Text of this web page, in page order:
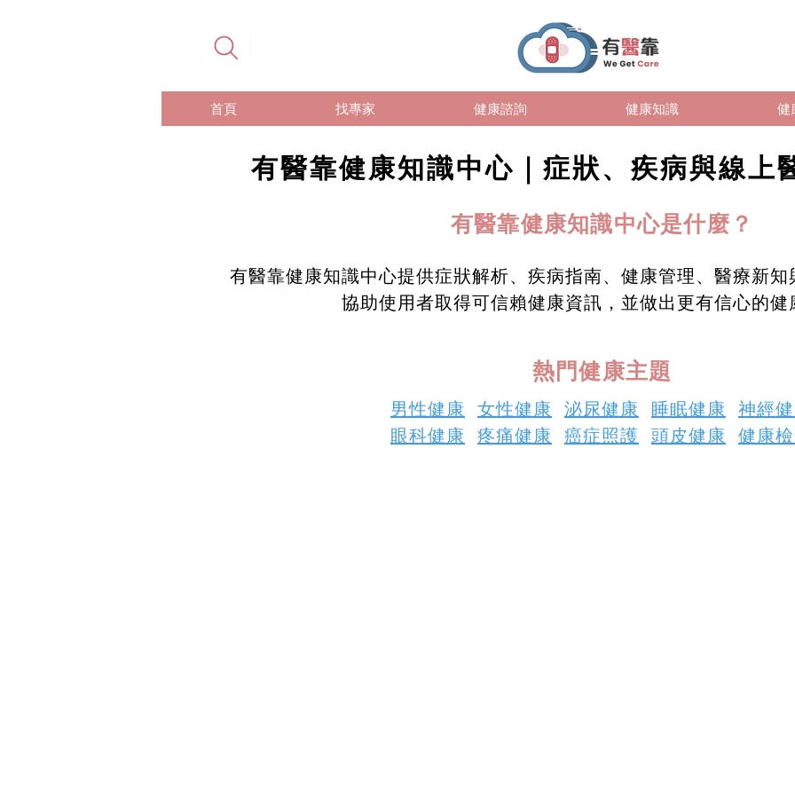
首頁 找專家 健康諮詢 健康知識 健
有醫靠健康知識中心｜症狀、疾病與線上
有醫靠健康知識中心是什麼？
有醫靠健康知識中心提供症狀解析、疾病指南、健康管理、醫療新
協助使用者取得可信賴健康資訊，並做出更有信心的健
熱門健康主題
男性健康 女性健康 泌尿健康 睡眠健康
神經
眼科健康
疼痛健康 癌症照護 頭皮健康 健康